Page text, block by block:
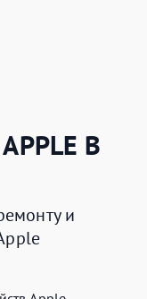
APPLE В
и